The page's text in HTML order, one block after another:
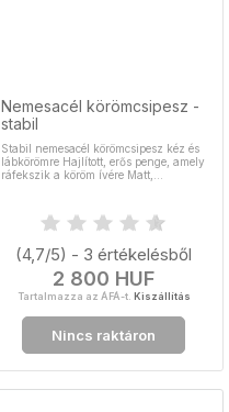
Nemesacél körömcsipesz -
stabil
Stabil nemesacél körömcsipesz kéz és
lábkörömre Hajlított, erős penge, amely
ráfekszik a köröm ívére Matt,
Nemesacél, sterilizálható
(4,7/5) - 3 értékelésből
Ár
2 800 HUF
Tartalmazza az ÁFÁ-t. Kiszállítás
Nincs raktáron